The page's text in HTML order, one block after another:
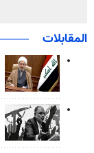
المقابلات